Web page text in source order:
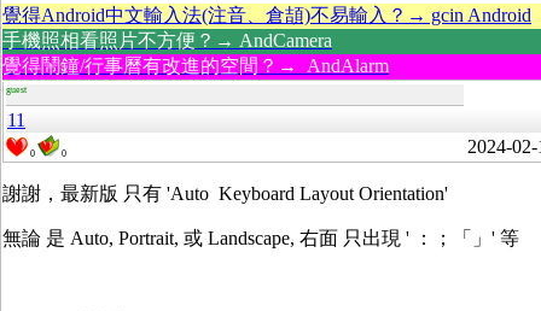
覺得Android中文輸入法(注音、倉頡)不易輸入？→ gcin Android
手機照相看照片不方便？→ AndCamera
覺得鬧鐘/行事曆有改進的空間？→ AndAlarm
guest
11
0 0 2024-02-
謝謝，最新版 只有 'Auto Keyboard Layout Orientation'
無論 是 Auto, Portrait, 或 Landscape, 右面 只出現 ' ：；「」' 等